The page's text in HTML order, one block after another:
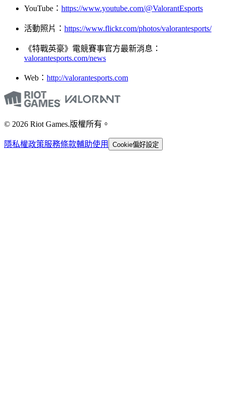
YouTube： https://www.youtube.com/@ValorantEsports
活動照片： https://www.flickr.com/photos/valorantesports/
《特戰英豪》電競賽事官方最新消息：
valorantesports.com/news
Web： http://valorantesports.com
© 2026 Riot Games.版權所有。
隱私權政策服務條款輔助使用 Cookie偏好設定